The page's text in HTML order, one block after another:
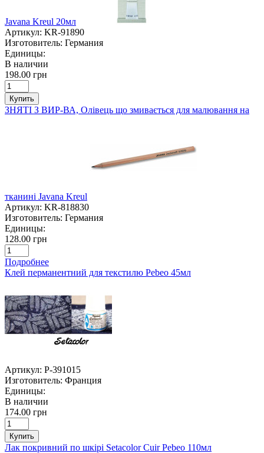
Javana Kreul 20мл
Артикул: KR-91890
Изготовитель: Германия
Единицы:
В наличии
198.00 грн
Купить
ЗНЯТІ З ВИР-ВА, Олівець що змивається для малювання на
тканині Javana Kreul
Артикул: KR-818830
Изготовитель: Германия
Единицы:
128.00 грн
Подробнее
Клей перманентний для текстилю Pebeo 45мл
Артикул: P-391015
Изготовитель: Франция
Единицы:
В наличии
174.00 грн
Купить
Лак покривний по шкірі Setacolor Cuir Pebeo 110мл